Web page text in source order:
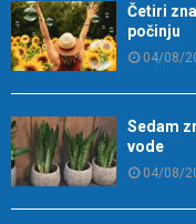
Četiri
počinju
04/08/
Sedam
vode
04/08/